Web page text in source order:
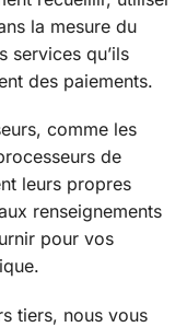
la mesure du
services qu’ils
des paiements.
comme les
de
leurs propres
renseignements
pour vos
tiers, nous vous